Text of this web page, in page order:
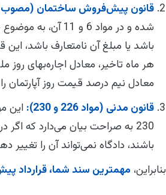
قانون پیش‌فروش ساختمان (مصوب 1389):
شده و در مواد 6
باشد یا مبلغ آن نامتعارف باشد،
هر ماه تاخیر، معادل اجاره‌بهای
معادل نیم درصد قیمت روز آپارتمان را
قانون مدنی (مواد 226 و 230):
این
230 به صراحت بیان می‌دارد که
باشند، دادگاه نمی‌تواند آن را
بنابراین، مهمترین سند شما، قرارداد